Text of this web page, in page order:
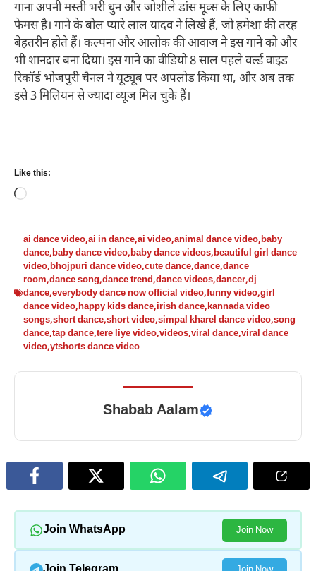
गाना अपनी मस्ती भरी धुन और जोशीले डांस मूव्स के लिए काफी
फेमस है। गाने के बोल प्यारे लाल यादव ने लिखे हैं, जो हमेशा की तरह
बेहतरीन होते हैं। कल्पना और आलोक की आवाज ने इस गाने को और
भी शानदार बना दिया। इस गाने का वीडियो 8 साल पहले वर्ल्ड वाइड
रिकॉर्ड भोजपुरी चैनल ने यूट्यूब पर अपलोड किया था, और अब तक
इसे 3 मिलियन से ज्यादा व्यूज मिल चुके हैं।
Like this:
Loading…
ai dance video,ai in dance,ai video,animal dance video,baby
dance,baby dance video,baby dance videos,beautiful girl dance
video,bhojpuri dance video,cute dance,dance,dance
room,dance song,dance trend,dance videos,dancer,dj
dance,everybody dance now official video,funny video,girl
dance video,happy kids dance,irish dance,kannada video
songs,short dance,short video,simpal kharel dance video,song
dance,tap dance,tere liye video,videos,viral dance,viral dance
video,ytshorts dance video
Shabab Aalam
Join WhatsApp Join Now